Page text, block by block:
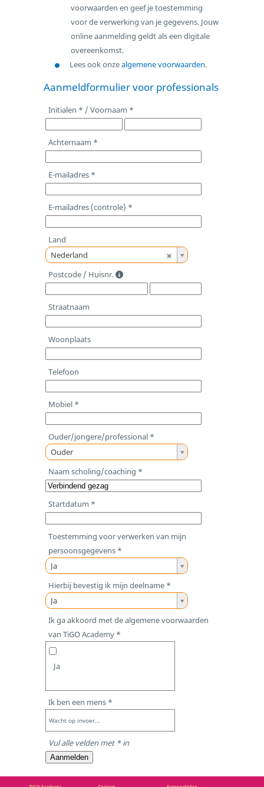
voorwaarden en geef je toestemming
voor de verwerking van je gegevens. Jouw
online aanmelding geldt als een digitale
overeenkomst.
Lees ook onzealgemene voorwaarden.
Aanmeldformulier voor professionals
Initialen * / Voornaam *
Achternaam *
E-mailadres *
E-mailadres (controle) *
Land
Nederland
L
n
d
Postcode / Huisnr.
Straatnaam
Woonplaats
Telefoon
Mobiel *
Ouder/jongere/professional *
Ouder
O
d
e
o
n
e
r
e
/
p
f
e
s
o
n
Naam scholing/coaching *
Startdatum *
Toestemming voor verwerken van mijn
persoonsgegevens *
Ja
T
e
s
e
m
n
g
v
o
r
v
Hierbij bevestig ik mijn deelname *
Ja
H
r
b
b
e
s
Ik ga akkoord met de algemene voorwaarden
van TiGO Academy *
Ja
Ik ben een mens *
Wacht op invoer...
Vul alle velden met * in
Aanmelden